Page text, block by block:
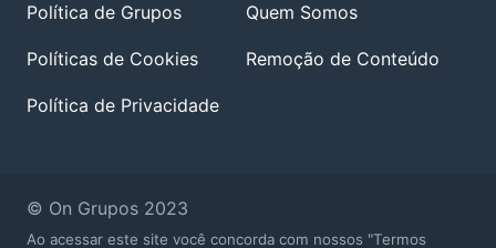
Política de Grupos
Políticas de Cookies
Política de Privacidade
Quem Somos
Remoção de Conteúdo
© On Grupos 2023
Ao acessar este site você concorda com nossos "Termos